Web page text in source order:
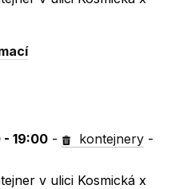
- 19:00 - kontejnery -
v ulici Kosmická x